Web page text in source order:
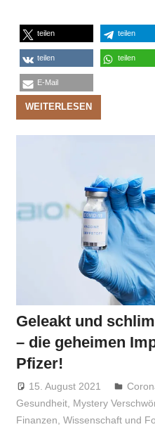
teilen teilen
teilen teilen
E-Mail
WEITERLESEN
Geleakt und
– die geheimen
Pfizer!
15. August 2021 Niki
Gesundheit, Mystery
Finanzen, Wissenschaft und